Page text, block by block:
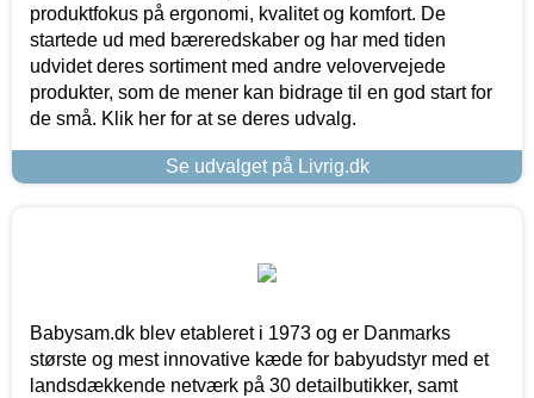
produktfokus på ergonomi, kvalitet og komfort. De
startede ud med bæreredskaber og har med tiden
udvidet deres sortiment med andre velovervejede
produkter, som de mener kan bidrage til en god start for
de små. Klik her for at se deres udvalg.
Se udvalget på Livrig.dk
Babysam.dk blev etableret i 1973 og er Danmarks
største og mest innovative kæde for babyudstyr med et
landsdækkende netværk på 30 detailbutikker, samt